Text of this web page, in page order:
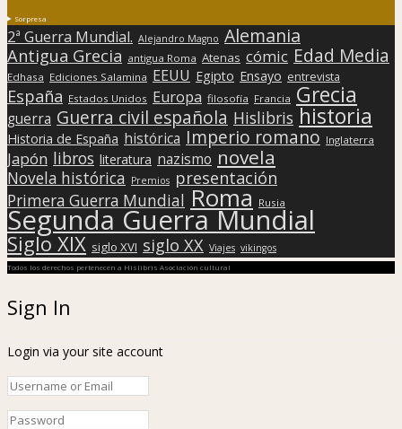
Sorpresa
2ª Guerra Mundial. Alejandro Magno Alemania
Antigua Grecia antigua Roma Atenas cómic Edad Media
Edhasa Ediciones Salamina EEUU Egipto Ensayo entrevista
España Estados Unidos Europa filosofía Francia Grecia
guerra Guerra civil española Hislibris historia
Historia de España histórica Imperio romano Inglaterra
Japón libros literatura nazismo novela
Novela histórica Premios presentación
Primera Guerra Mundial Roma Rusia
Segunda Guerra Mundial
Siglo XIX siglo XVI siglo XX Viajes vikingos
Todos los derechos pertenecen a Hislibris Asociación cultural
Sign In
Login via your site account